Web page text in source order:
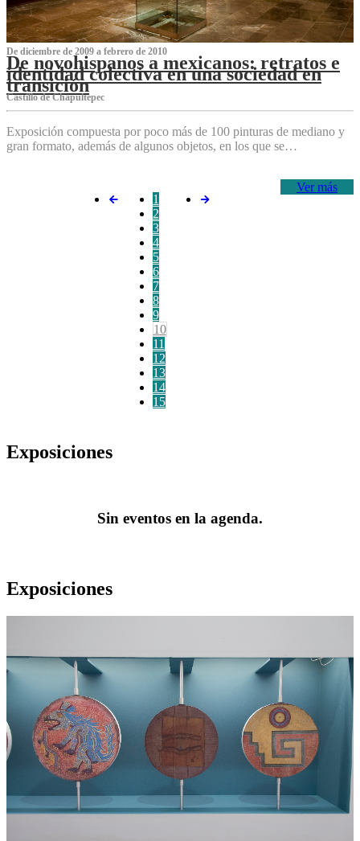
De diciembre de 2009 a febrero de 2010
De novohispanos a mexicanos: retratos e
identidad colectiva en una sociedad en
transición
Castillo de Chapultepec
Exposición compuesta por poco más de 100 pinturas de mediano y
gran formato, además de algunos objetos, en los que se…
Ver más
1
2
3
4
5
6
7
8
9
10
11
12
13
14
15
Exposiciones
Sin eventos en la agenda.
Exposiciones